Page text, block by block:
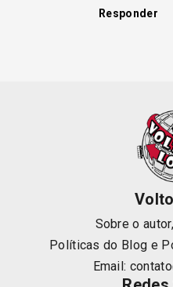
Responder
Sobre o
Políticas do Blog e
Email: